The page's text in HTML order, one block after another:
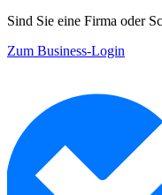
Sind Sie eine Firma oder
Zum Business-Login